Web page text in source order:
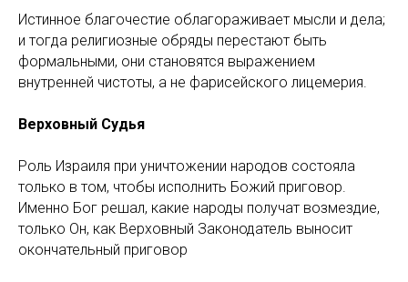
Истинное благочестие облагораживает мысли и дела;
и тогда религиозные обряды перестают быть
формальными, они становятся выражением
внутренней чистоты, а не фарисейского лицемерия.
Верховный Судья
Роль Израиля при уничтожении народов состояла
только в том, чтобы исполнить Божий приговор.
Именно Бог решал, какие народы получат возмездие,
только Он, как Верховный Законодатель выносит
окончательный приговор